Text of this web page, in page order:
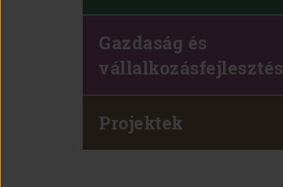
Gazdaság és
vállalkozásfejlesztés
Projektek